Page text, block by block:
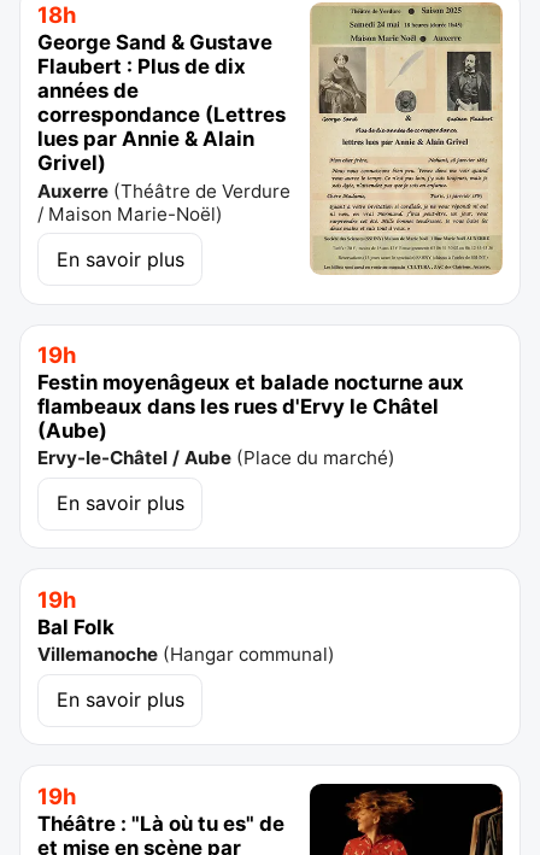
18h
George Sand & Gustave
Flaubert : Plus de dix
années de
correspondance (Lettres
lues par Annie & Alain
Grivel)
Auxerre (Théâtre de Verdure
/ Maison Marie-Noël)
En savoir plus
19h
Festin moyenâgeux et balade nocturne aux
flambeaux dans les rues d'Ervy le Châtel
(Aube)
Ervy-le-Châtel / Aube (Place du marché)
En savoir plus
19h
Bal Folk
Villemanoche (Hangar communal)
En savoir plus
19h
Théâtre : "Là où tu es" de
et mise en scène par